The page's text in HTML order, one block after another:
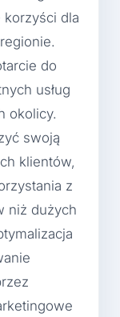
korzyści dla
do
usług
okolicy.
swoją
klientów,
z
niż dużych